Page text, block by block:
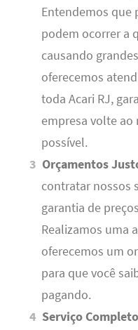
Entendemos que
podem ocorrer a
causando
oferecemos
toda Acari RJ,
empresa volte
possível.
Orçamentos
contratar nossos
garantia de
Realizamos uma
oferecemos um
para que você
pagando.
Serviço